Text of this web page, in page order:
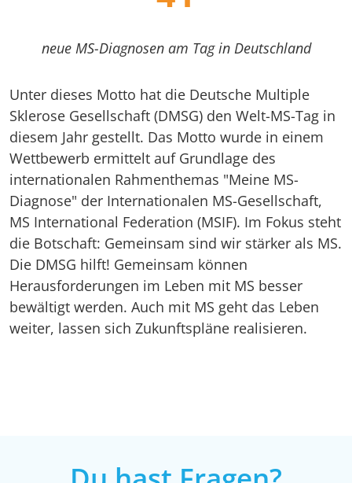
neue MS-Diagnosen am Tag in Deutschland
Unter dieses Motto hat die Deutsche Multiple
Sklerose Gesellschaft (DMSG) den Welt-MS-Tag in
diesem Jahr gestellt. Das Motto wurde in einem
Wettbewerb ermittelt auf Grundlage des
internationalen Rahmenthemas "Meine MS-
Diagnose" der Internationalen MS-Gesellschaft,
MS International Federation (MSIF). Im Fokus steht
die Botschaft: Gemeinsam sind wir stärker als MS.
Die DMSG hilft! Gemeinsam können
Herausforderungen im Leben mit MS besser
bewältigt werden. Auch mit MS geht das Leben
weiter, lassen sich Zukunftspläne realisieren.